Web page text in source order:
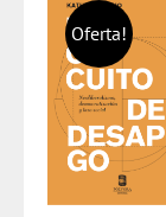
Oferta!